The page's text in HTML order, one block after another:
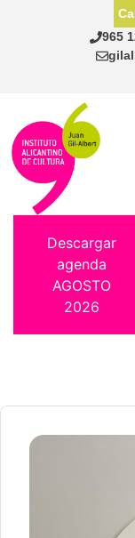
965
Descargar
agenda
AGOSTO
2026